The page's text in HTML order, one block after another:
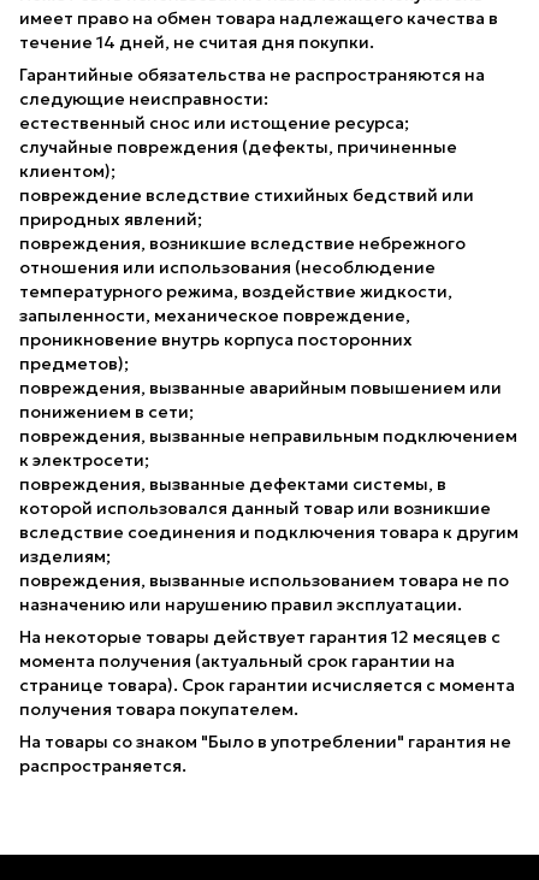
имеет право на обмен товара надлежащего качества в
течение 14 дней, не считая дня покупки.
Гарантийные обязательства не распространяются на
следующие неисправности:
естественный снос или истощение ресурса;
случайные повреждения (дефекты, причиненные
клиентом);
повреждение вследствие стихийных бедствий или
природных явлений;
повреждения, возникшие вследствие небрежного
отношения или использования (несоблюдение
температурного режима, воздействие жидкости,
запыленности, механическое повреждение,
проникновение внутрь корпуса посторонних
предметов);
повреждения, вызванные аварийным повышением или
понижением в сети;
повреждения, вызванные неправильным подключением
к электросети;
повреждения, вызванные дефектами системы, в
которой использовался данный товар или возникшие
вследствие соединения и подключения товара к другим
изделиям;
повреждения, вызванные использованием товара не по
назначению или нарушению правил эксплуатации.
На некоторые товары действует гарантия 12 месяцев с
момента получения (актуальный срок гарантии на
странице товара). Срок гарантии исчисляется с момента
получения товара покупателем.
На товары со знаком "Было в употреблении" гарантия не
распространяется.